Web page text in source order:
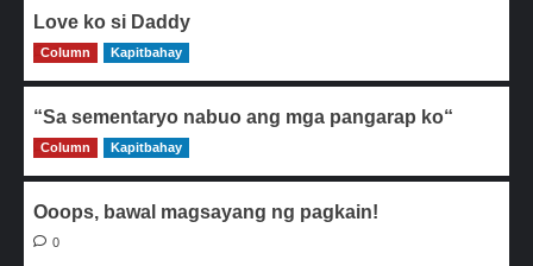
Love ko si Daddy
0
Column Kapitbahay
“Sa sementaryo nabuo ang mga pangarap ko“
0
Column Kapitbahay
Ooops, bawal magsayang ng pagkain!
0